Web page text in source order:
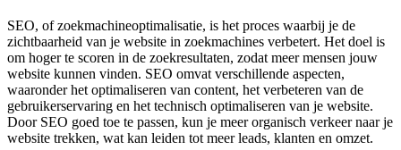
SEO, of zoekmachineoptimalisatie, is het proces waarbij je de
zichtbaarheid van je website in zoekmachines verbetert. Het doel is
om hoger te scoren in de zoekresultaten, zodat meer mensen jouw
website kunnen vinden. SEO omvat verschillende aspecten,
waaronder het optimaliseren van content, het verbeteren van de
gebruikerservaring en het technisch optimaliseren van je website.
Door SEO goed toe te passen, kun je meer organisch verkeer naar je
website trekken, wat kan leiden tot meer leads, klanten en omzet.